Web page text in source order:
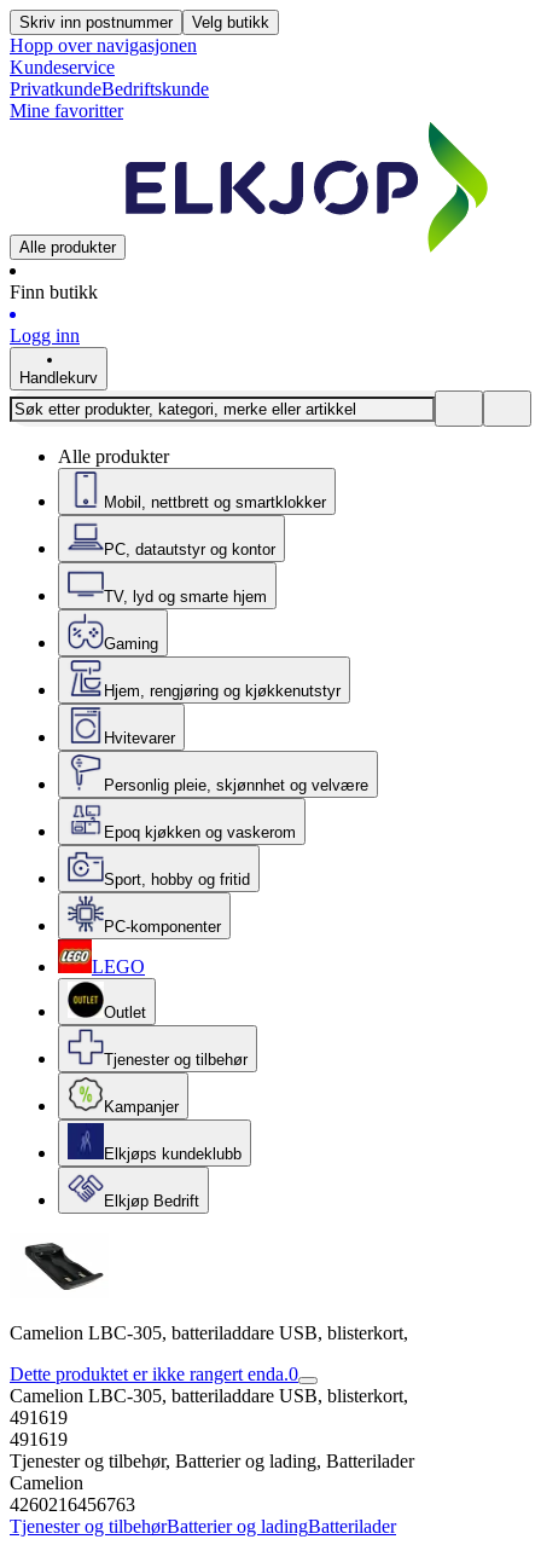
Skriv inn postnummer Velg butikk
Hopp over navigasjonen
Kundeservice
PrivatkundeBedriftskunde
Mine favoritter
Alle produkter
Finn butikk
Logg inn
Handlekurv
Alle produkter
Mobil, nettbrett og smartklokker
PC, datautstyr og kontor
TV, lyd og smarte hjem
Gaming
Hjem, rengjøring og kjøkkenutstyr
Hvitevarer
Personlig pleie, skjønnhet og velvære
Epoq kjøkken og vaskerom
Sport, hobby og fritid
PC-komponenter
LEGO
Outlet
Tjenester og tilbehør
Kampanjer
Elkjøps kundeklubb
Elkjøp Bedrift
Camelion LBC-305, batteriladdare USB, blisterkort,
Dette produktet er ikke rangert enda.0
Camelion LBC-305, batteriladdare USB, blisterkort,
491619
491619
Tjenester og tilbehør, Batterier og lading, Batterilader
Camelion
4260216456763
Tjenester og tilbehørBatterier og ladingBatterilader